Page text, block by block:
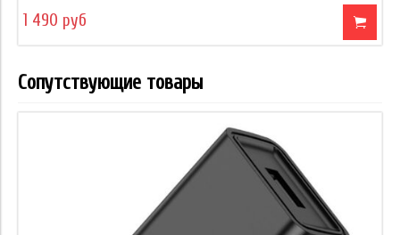
1 490 руб
Сопутствующие товары